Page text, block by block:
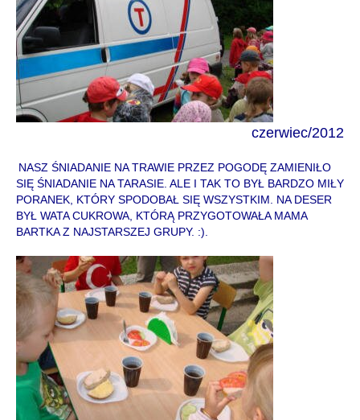
czerwiec/2012
NASZ ŚNIADANIE NA TRAWIE PRZEZ POGODĘ ZAMIENIŁO
SIĘ ŚNIADANIE NA TARASIE. ALE I TAK TO BYŁ BARDZO MIŁY
PORANEK, KTÓRY SPODOBAŁ SIĘ WSZYSTKIM. NA DESER
BYŁ WATA CUKROWA, KTÓRĄ PRZYGOTOWAŁA MAMA
BARTKA Z NAJSTARSZEJ GRUPY. :).